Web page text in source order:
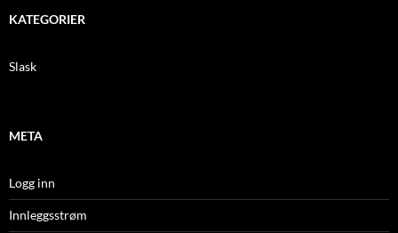
KATEGORIER
Slask
META
Logg inn
Innleggsstrøm